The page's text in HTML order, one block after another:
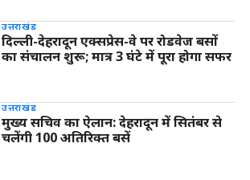
उत्तराखंड
दिल्ली-देहरादून एक्सप्रेस-वे पर रोडवेज बसों
का संचालन शुरू; मात्र 3 घंटे में पूरा होगा सफर
उत्तराखंड
मुख्य सचिव का ऐलान: देहरादून में सितंबर से
चलेंगी 100 अतिरिक्त बसें